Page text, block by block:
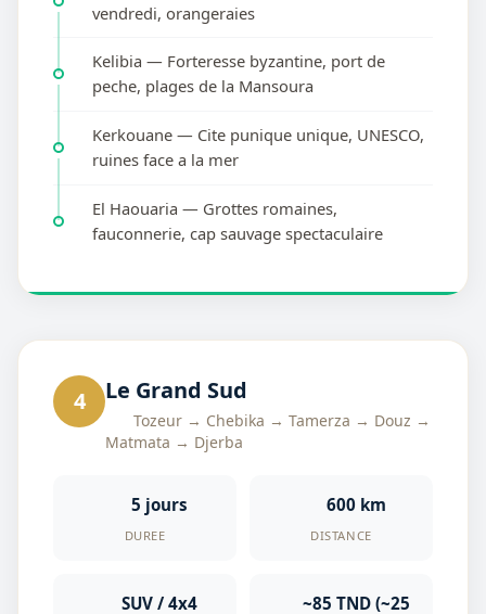
vendredi, orangeraies
Kelibia — Forteresse byzantine, port de
peche, plages de la Mansoura
Kerkouane — Cite punique unique, UNESCO,
ruines face a la mer
El Haouaria — Grottes romaines,
fauconnerie, cap sauvage spectaculaire
4 Le Grand Sud
Tozeur → Chebika → Tamerza → Douz →
Matmata → Djerba
5 jours
DUREE
600 km
DISTANCE
SUV / 4x4 ~85 TND (~25